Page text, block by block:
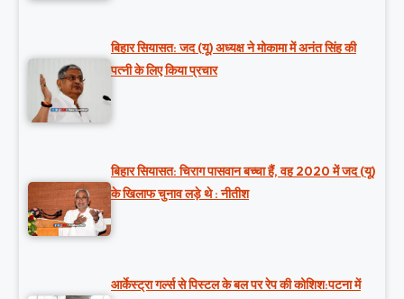
बिहार सियासत: जद (यू) अध्यक्ष ने मोकामा में अनंत सिंह की
पत्नी के लिए किया प्रचार
बिहार सियासत: चिराग पासवान बच्चा हैं, वह 2020 में जद (यू)
के खिलाफ चुनाव लड़े थे : नीतीश
आर्केस्ट्रा गर्ल्स से पिस्टल के बल पर रेप की कोशिश:पटना में